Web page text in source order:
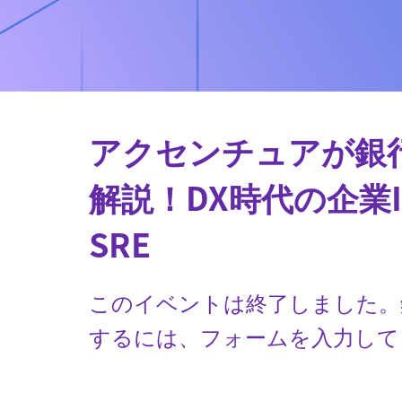
アクセンチュアが銀
解説！DX時代の企
SRE
このイベントは終了しました
するには、フォームを入力し